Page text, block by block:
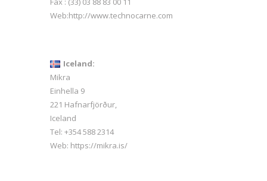
Web:http://www.technocarne.com
Iceland:
Mikra
Einhella 9
221 Hafnarfjörður,
Iceland
Tel: +354 588 2314
Web: https://mikra.is/